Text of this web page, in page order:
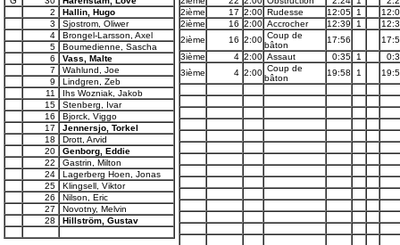
2
Hallin, Hugo
3
Sjostrom, Oliwer
4
Brongel-Larsson, Axel
5
Boumedienne, Sascha
6
Vass, Malte
7
Wahlund, Joe
9
Lindgren, Zeb
11
Ihs Wozniak, Jakob
15
Stenberg, Ivar
16
Bjorck, Viggo
17
Jennersjo, Torkel
18
Drott, Arvid
20
Genborg, Eddie
22
Gastrin, Milton
24
Lagerberg Hoen, Jonas
25
Klingsell, Viktor
26
Nilson, Eric
27
Novotny, Melvin
28
Hillström, Gustav
2ième
17 2:00 Rudesse 12:05 1
2ième
16 2:00 Accrocher 12:39 1
2ième
16 2:00 Coup de
bâton
17:56
3ième
4 2:00 Assaut 0:35 1
3ième
4 2:00 Coup de
bâton
19:58 1